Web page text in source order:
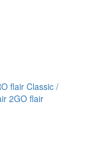
flair Classic /
2GO flair